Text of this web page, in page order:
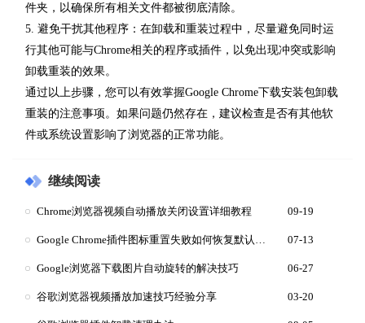
件夹，以确保所有相关文件都被彻底清除。
5. 避免干扰其他程序：在卸载和重装过程中，尽量避免同时运
行其他可能与Chrome相关的程序或插件，以免出现冲突或影响
卸载重装的效果。
通过以上步骤，您可以有效掌握Google Chrome下载安装包卸载
重装的注意事项。如果问题仍然存在，建议检查是否有其他软
件或系统设置影响了浏览器的正常功能。
继续阅读
Chrome浏览器视频自动播放关闭设置详细教程 09-19
07-13
Google浏览器下载图片自动旋转的解决技巧 06-27
谷歌浏览器视频播放加速技巧经验分享 03-20